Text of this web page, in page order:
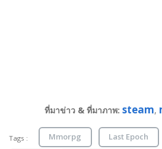
ที่มาข่าว & ที่มาภาพ: steam,
Tags : Mmorpg Last Epoch